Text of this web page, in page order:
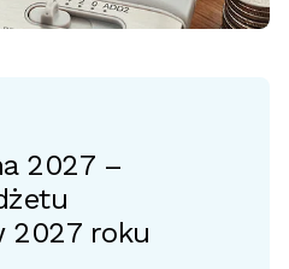
2027 –
2027 roku